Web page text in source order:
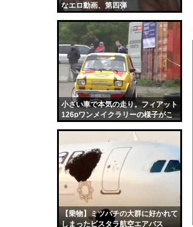
なエロ動画、第四弾
小さい車で本気の走り。フィアット
126pワンメイクラリーの様子がこ
【乗物】ミツバチの大群に好かれて
しまったビスタラ航空エアバス